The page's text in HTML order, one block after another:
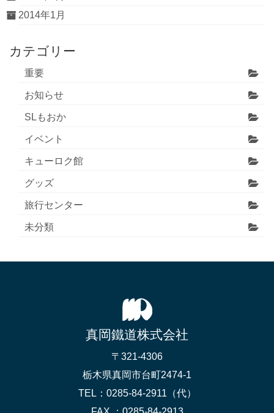
2014年1月
カテゴリー
重要
お知らせ
SLもおか
イベント
キューロク館
グッズ
旅行センター
未分類
真岡鐵道株式会社
〒321-4306
栃木県真岡市台町2474-1
TEL：0285-84-2911（代）